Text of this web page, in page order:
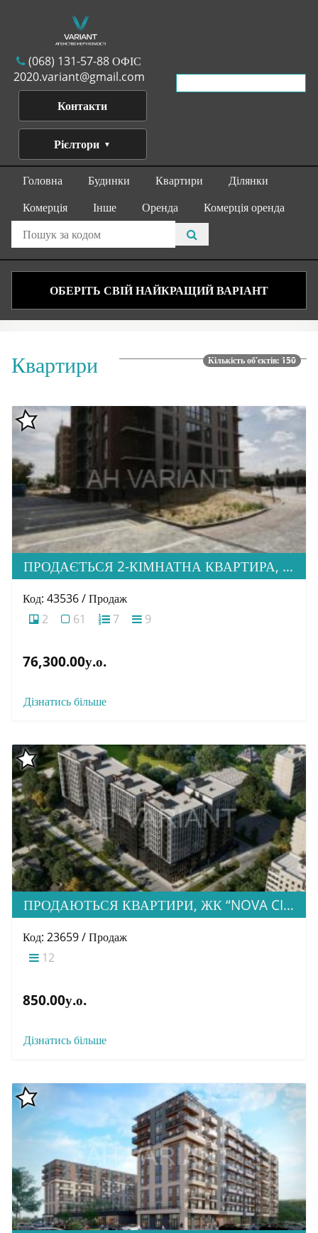
(068) 131-57-88 ОФІС
2020.variant@gmail.com
Контакти
Рієлтори
Головна Будинки Квартири
Ділянки
Комерція
Інше Оренда Комерція оренда
ОБЕРІТЬ СВІЙ НАЙКРАЩИЙ ВАРІАНТ
Квартири Кількість об'єктів: 150
ПРОДАЄТЬСЯ 2-КІМНАТНА КВАРТИРА, ЖК “WEST TOWERS”
Код: 43536 / Продаж
2
61 7 9
76,300.00у.о.
Дізнатись більше
ПРОДАЮТЬСЯ КВАРТИРИ, ЖК “NOVA CITY”, ВУЛ. КАПУШАНСЬКА
Код: 23659 / Продаж
12
850.00у.о.
Дізнатись більше